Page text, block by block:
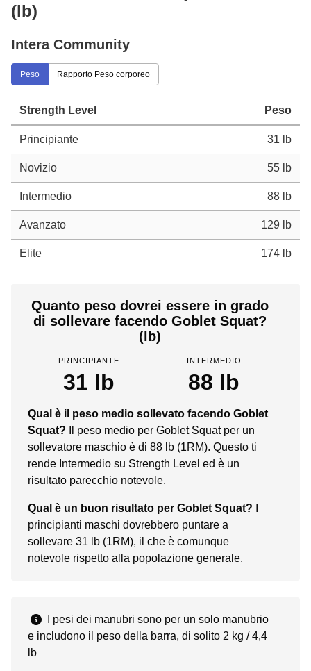
(lb)
Intera Community
Peso Rapporto Peso corporeo
Strength Level Peso
Principiante 31 lb
Novizio 55 lb
Intermedio 88 lb
Avanzato 129 lb
Elite 174 lb
Quanto peso dovrei essere in grado
di sollevare facendo Goblet Squat?
(lb)
PRINCIPIANTE
31 lb
INTERMEDIO
88 lb
Qual è il peso medio sollevato facendo Goblet
Squat?
Il peso medio per Goblet Squat per un
sollevatore maschio è di 88 lb (1RM). Questo ti
rende Intermedio su Strength Level ed è un
risultato parecchio notevole.
Qual è un buon risultato per Goblet Squat?
principianti maschi dovrebbero puntare a
sollevare 31 lb (1RM), il che è comunque
notevole rispetto alla popolazione generale.
I pesi dei manubri sono per un solo manubrio
e includono il peso della barra, di solito 2 kg / 4,4
lb